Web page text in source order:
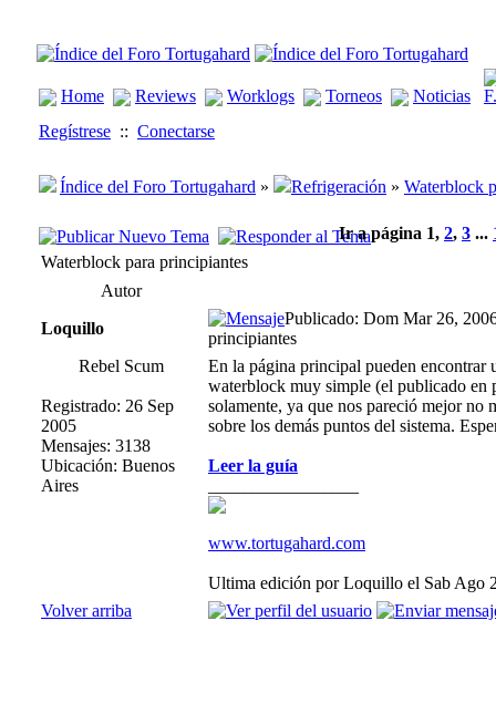
Home Reviews Worklogs Torneos
Noticias
Regístrese :: Conectarse
Índice del Foro Tortugahard » Refrigeración » Waterblock
Ir a página 1, 2, 3 ...
Waterblock para principiantes
Autor
Loquillo
Publicado: Dom Mar 26,
principiantes
Rebel Scum
Registrado: 26 Sep
2005
Mensajes: 3138
Ubicación: Buenos
Aires
En la página principal pueden encontrar
waterblock muy simple (el publicado en
solamente, ya que nos pareció mejor no
sobre los demás puntos del sistema.
Leer la guía
www.tortugahard.com
Ultima edición por Loquillo el Sab Ago
Volver arriba